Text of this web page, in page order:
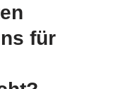
für